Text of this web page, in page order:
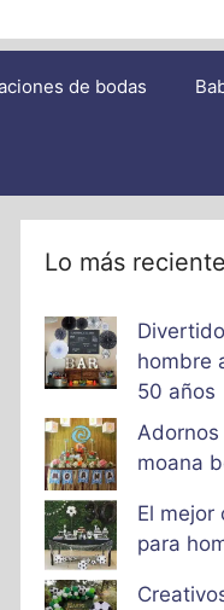
de bodas
Lo más reciente
hombre
50 años
moana
El mejor
para